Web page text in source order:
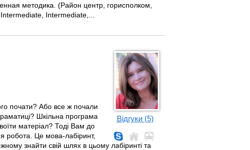
методика. (Район центр, горисполком,
Intermediate,...
Відгуки (5)
почати? Або все ж почали
Шкільна програма
матеріал? Тоді Вам до
робота. Це мова-лабіринт,
знайти свій шлях в цьому лабіринті та